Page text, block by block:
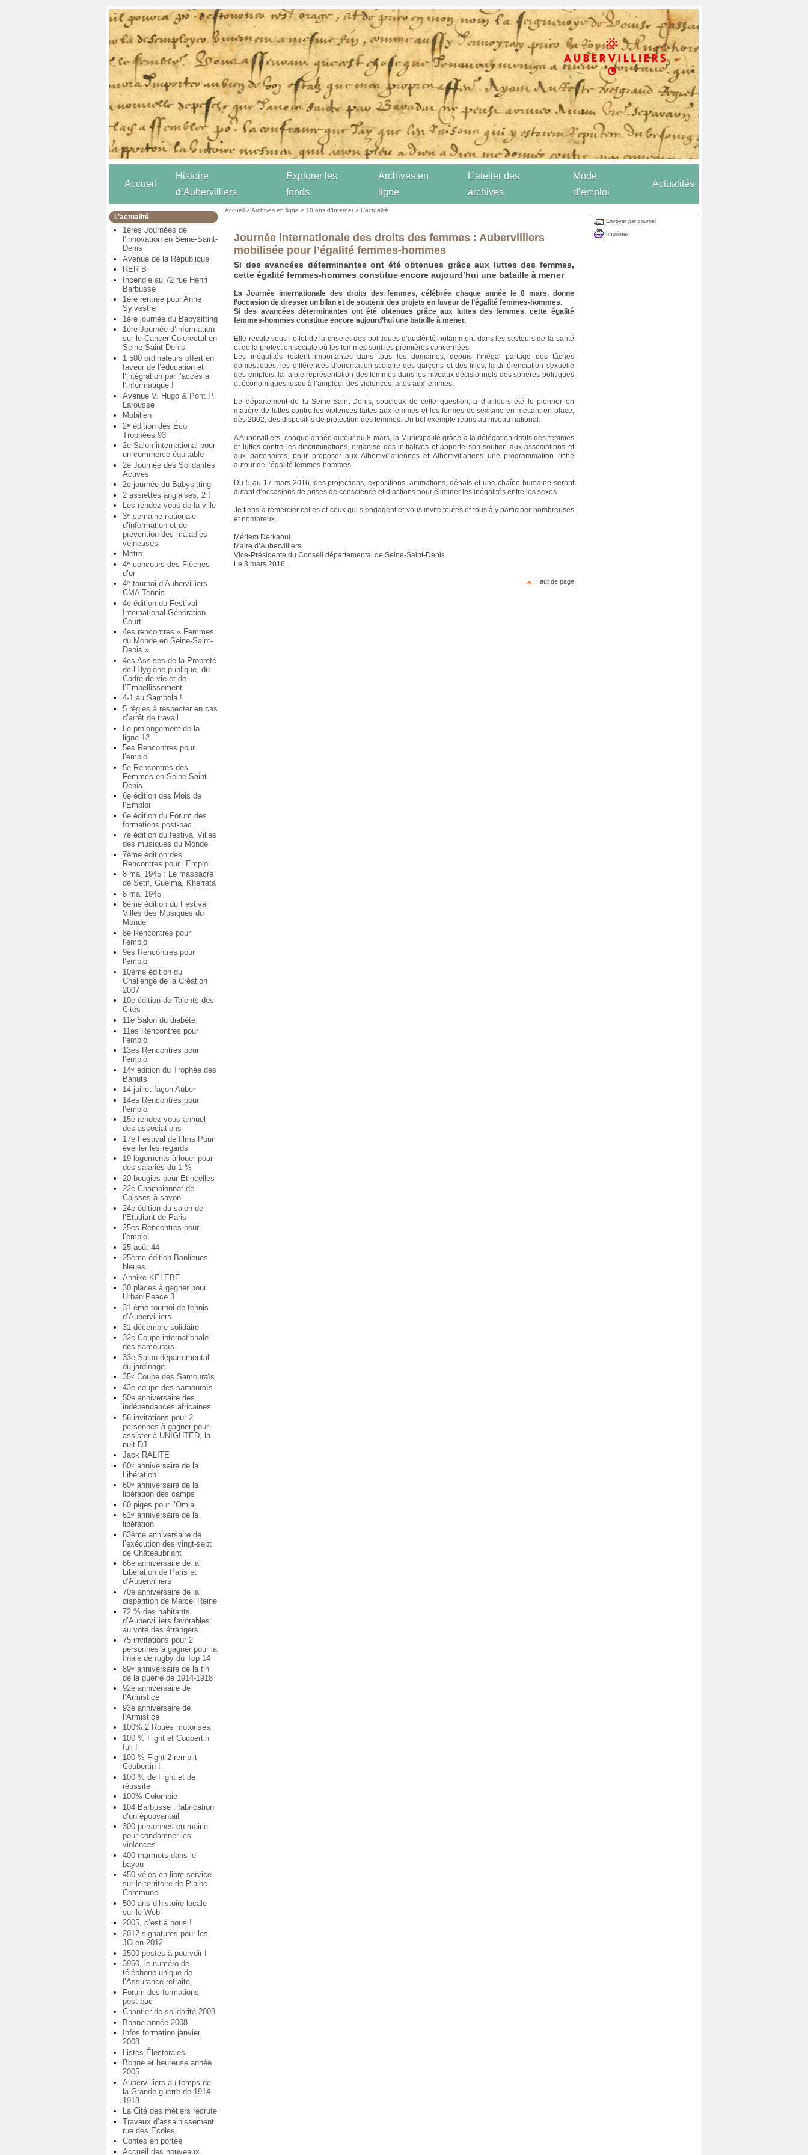
Accueil
Histoire
d’Aubervilliers
Explorer les
fonds
Archives en
ligne
L’atelier des
archives
Mode
d’emploi
Actualités
L’actualité
1ères Journées de
l’innovation en Seine-Saint-
Denis
Avenue de la République
RER B
Incendie au 72 rue Henri
Barbusse
1ère rentrée pour Anne
Sylvestre
1ère journée du Babysitting
1ère Journée d’information
sur le Cancer Colorectal en
Seine-Saint-Denis
1 500 ordinateurs offert en
faveur de l’éducation et
l’intégration par l’accès à
l’informatique !
Avenue V. Hugo & Pont P.
Larousse
Mobilien
2e édition des Éco
Trophées 93
2e Salon international pour
un commerce équitable
2e Journée des Solidarités
Actives
2e journée du Babysitting
2 assiettes anglaises, 2 !
Les rendez-vous de la ville
3e semaine nationale
d’information et de
prévention des maladies
veineuses
Métro
4e concours des Flèches
d’or
4e tournoi d’Aubervilliers
CMA Tennis
4e édition du Festival
International Génération
Court
4es rencontres « Femmes
du Monde en Seine-Saint-
Denis »
4es Assises de la Propreté
de l’Hygiène publique, du
Cadre de vie et de
l’Embellissement
4-1 au Sambola !
5 règles à respecter en cas
d’arrêt de travail
Le prolongement de la
ligne 12
5es Rencontres pour
l’emploi
5e Rencontres des
Femmes en Seine Saint-
Denis
6e édition des Mois de
l’Emploi
6e édition du Forum des
formations post-bac
7e édition du festival Villes
des musiques du Monde
7ème édition des
Rencontres pour l’Emploi
8 mai 1945 : Le massacre
de Sétif, Guelma, Kherrata
8 mai 1945
8ème édition du Festival
Villes des Musiques du
Monde
8e Rencontres pour
l’emploi
9es Rencontres pour
l’emploi
10ème édition du
Challenge de la Création
2007
10e édition de Talents des
Cités
11e Salon du diabète
11es Rencontres pour
l’emploi
13es Rencontres pour
l’emploi
14e édition du Trophée des
Bahuts
14 juillet façon Auber
14es Rencontres pour
l’emploi
15e rendez-vous annuel
des associations
17e Festival de films Pour
éveiller les regards
19 logements à louer pour
des salariés du 1 %
20 bougies pour Etincelles
22e Championnat de
Caisses à savon
24e édition du salon de
l’Etudiant de Paris
25es Rencontres pour
l’emploi
25 août 44
25ème édition Banlieues
bleues
Annike KELEBE
30 places à gagner pour
Urban Peace 3
31 ème tournoi de tennis
d’Aubervilliers
31 décembre solidaire
32e Coupe internationale
des samouraïs
33e Salon départemental
du jardinage
35e Coupe des Samouraïs
43e coupe des samouraïs
50e anniversaire des
indépendances africaines
56 invitations pour 2
personnes à gagner pour
assister à UNIGHTED, la
nuit DJ
Jack RALITE
60e anniversaire de la
Libération
60e anniversaire de la
libération des camps
60 piges pour l’Omja
61e anniversaire de la
libération
63ème anniversaire de
l’exécution des vingt-sept
de Châteaubriant
66e anniversaire de la
Libération de Paris et
d’Aubervilliers
70e anniversaire de la
disparition de Marcel Reine
72 % des habitants
d’Aubervilliers favorables
au vote des étrangers
75 invitations pour 2
personnes à gagner pour la
finale de rugby du Top 14
89e anniversaire de la fin
de la guerre de 1914-1918
92e anniversaire de
l’Armistice
93e anniversaire de
l’Armistice
100% 2 Roues motorisés
100 % Fight et Coubertin
full !
100 % Fight 2 remplit
Coubertin !
100 % de Fight et de
réussite
100% Colombie
104 Barbusse : fabrication
d’un épouvantail
300 personnes en mairie
pour condamner les
violences
400 marmots dans le
bayou
450 vélos en libre service
sur le territoire de Plaine
Commune
500 ans d’histoire locale
sur le Web
2005, c’est à nous !
2012 signatures pour les
JO en 2012
2500 postes à pourvoir !
3960, le numéro de
téléphone unique de
l’Assurance retraite
Forum des formations
post-bac
Chantier de solidarité 2008
Bonne année 2008
Infos formation janvier
2008
Listes Électorales
Bonne et heureuse année
2005
Aubervilliers au temps de
la Grande guerre de 1914-
1918
La Cité des métiers recrute
Travaux d’assainissement
rue des Ecoles
Contes en portée
Accueil des nouveaux
Accueil >Archives en ligne > 10 ans d’Internet >L’actualité
Journée internationale des droits des femmes : Aubervilliers
mobilisée pour l’égalité femmes-hommes
Si des avancées déterminantes ont été obtenues grâce aux luttes des femmes,
cette égalité femmes-hommes constitue encore aujourd’hui une bataille à mener
La Journée internationale des droits des femmes, célébrée chaque année le 8 mars, donne
l’occasion de dresser un bilan et de soutenir des projets en faveur de l’égalité femmes-hommes.
Si des avancées déterminantes ont été obtenues grâce aux luttes des femmes, cette égalité
femmes-hommes constitue encore aujourd’hui une bataille à mener.
Elle recule sous l’effet de la crise et des politiques d’austérité notamment dans les secteurs de la santé
et de la protection sociale où les femmes sont les premières concernées.
Les inégalités restent importantes dans tous les domaines, depuis l’inégal partage des tâches
domestiques, les différences d’orientation scolaire des garçons et des filles, la différenciation sexuelle
des emplois, la faible représentation des femmes dans les niveaux décisionnels des sphères politiques
et économiques jusqu’à l’ampleur des violences faites aux femmes.
Le département de la Seine-Saint-Denis, soucieux de cette question, a d’ailleurs été le pionner en
matière de luttes contre les violences faites aux femmes et les formes de sexisme en mettant en place,
dès 2002, des dispositifs de protection des femmes. Un bel exemple repris au niveau national.
A Aubervilliers, chaque année autour du 8 mars, la Municipalité grâce à la délégation droits des femmes
et luttes contre les discriminations, organise des initiatives et apporte son soutien aux associations et
aux partenaires, pour proposer aux Albertivillariennes et Albertivillariens une programmation riche
autour de l’égalité femmes-hommes.
Du 5 au 17 mars 2016, des projections, expositions, animations, débats et une chaîne humaine seront
autant d’occasions de prises de conscience et d’actions pour éliminer les inégalités entre les sexes.
Je tiens à remercier celles et ceux qui s’engagent et vous invite toutes et tous à y participer nombreuses
et nombreux.
Mériem Derkaoui
Maire d’Aubervilliers
Vice-Présidente du Conseil départemental de Seine-Saint-Denis
Le 3 mars 2016
Haut de page
Envoyer par courriel
Imprimer